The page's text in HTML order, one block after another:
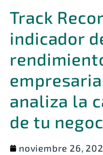
Track
indicador
analiza la
de tu
noviembre 26,